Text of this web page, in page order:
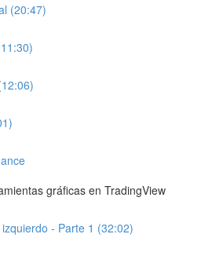
(20:47)
gráficas en TradingView
- Parte 1 (32:02)